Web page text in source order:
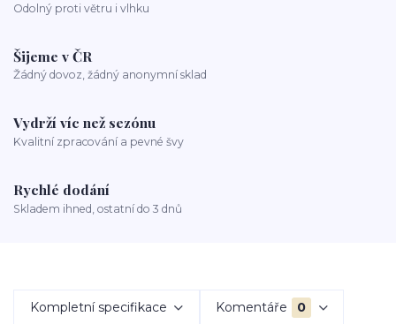
Odolný proti větru i vlhku
Šijeme v ČR
Žádný dovoz, žádný anonymní sklad
Vydrží víc než sezónu
Kvalitní zpracování a pevné švy
Rychlé dodání
Skladem ihned, ostatní do 3 dnů
Kompletní specifikace Komentáře 0